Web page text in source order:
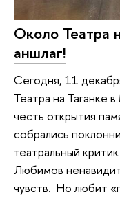
Около Театра
аншлаг!
Сегодня, 11
Театра на Таганке
честь открытия
собрались
театральный
Любимов
чувств. Но любит